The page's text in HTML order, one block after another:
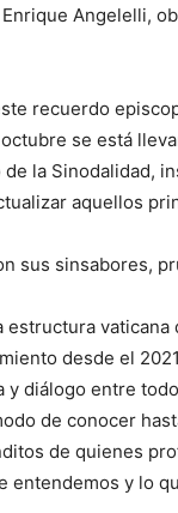
Angelelli,
recuerdo
se está
la Sinodalidad,
aquellos
sus sinsabores,
estructura vaticana
desde el
y diálogo entre
de conocer
de quienes
entendemos y lo